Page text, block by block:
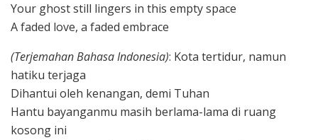
Your ghost still lingers in this empty space
A faded love, a faded embrace
(Terjemahan Bahasa Indonesia): Kota tertidur, namun
hatiku terjaga
Dihantui oleh kenangan, demi Tuhan
Hantu bayanganmu masih berlama-lama di ruang
kosong ini